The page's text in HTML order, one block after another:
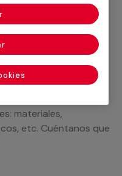
a medida
materiales,
etc. Cuéntanos que